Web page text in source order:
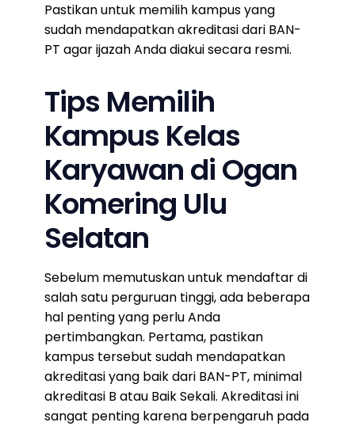
Pastikan untuk memilih kampus yang
sudah mendapatkan akreditasi dari BAN-
PT agar ijazah Anda diakui secara resmi.
Tips Memilih
Kampus Kelas
Karyawan di Ogan
Komering Ulu
Selatan
Sebelum memutuskan untuk mendaftar di
salah satu perguruan tinggi, ada beberapa
hal penting yang perlu Anda
pertimbangkan. Pertama, pastikan
kampus tersebut sudah mendapatkan
akreditasi yang baik dari BAN-PT, minimal
akreditasi B atau Baik Sekali. Akreditasi ini
sangat penting karena berpengaruh pada